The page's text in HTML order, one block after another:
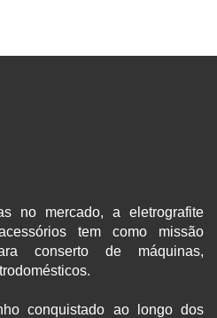
no mercado, a eletrografite
tem como missão
conserto de máquinas,
conquistado ao longo dos